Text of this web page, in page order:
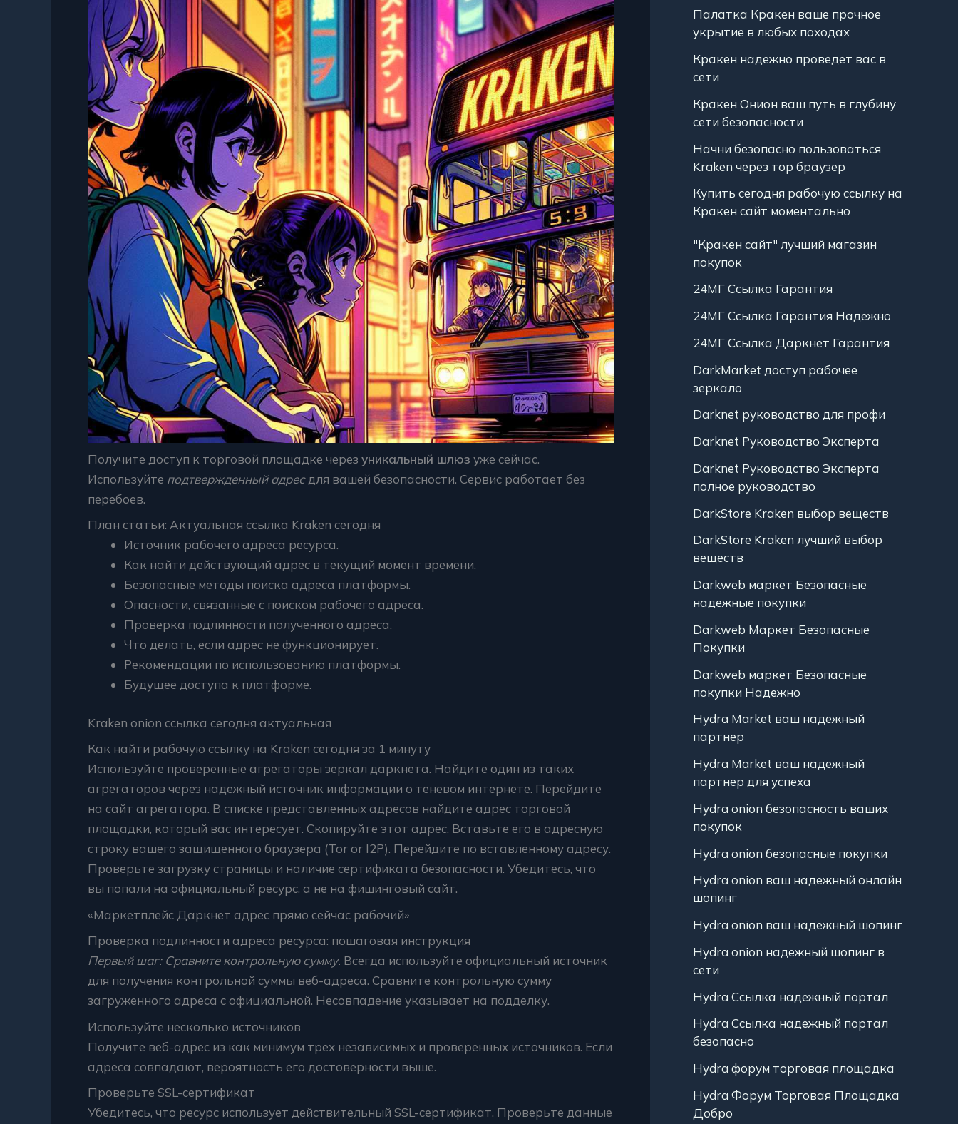
Получите доступ к торговой площадке через уникальный шлюз уже сейчас.
Используйте подтвержденный адресдля вашей безопасности. Сервис работает без
перебоев.
План статьи: Актуальная ссылка Kraken сегодня
Источник рабочего адреса ресурса.
Как найти действующий адрес в текущий момент времени.
Безопасные методы поиска адреса платформы.
Опасности, связанные с поиском рабочего адреса.
Проверка подлинности полученного адреса.
Что делать, если адрес не функционирует.
Рекомендации по использованию платформы.
Будущее доступа к платформе.
Kraken onion ссылка сегодня актуальная
Как найти рабочую ссылку на Kraken сегодня за 1 минуту
Используйте проверенные агрегаторы зеркал даркнета. Найдите один из таких
агрегаторов через надежный источник информации о теневом интернете. Перейдите
на сайт агрегатора. В списке представленных адресов найдите адрес торговой
площадки, который вас интересует. Скопируйте этот адрес. Вставьте его в адресную
строку вашего защищенного браузера (Tor or I2P). Перейдите по вставленному адресу.
Проверьте загрузку страницы и наличие сертификата безопасности. Убедитесь, что
вы попали на официальный ресурс, а не на фишинговый сайт.
«Маркетплейс Даркнет адрес прямо сейчас рабочий»
Проверка подлинности адреса ресурса: пошаговая инструкция
Первый шаг: Сравните контрольную сумму. Всегда используйте официальный источник
для получения контрольной суммы веб-адреса. Сравните контрольную сумму
загруженного адреса с официальной. Несовпадение указывает на подделку.
Используйте несколько источников
Получите веб-адрес из как минимум трех независимых и проверенных источников. Если
адреса совпадают, вероятность его достоверности выше.
Проверьте SSL-сертификат
Убедитесь, что ресурс использует действительный SSL-сертификат. Проверьте данные
Палатка Кракен ваше прочное
укрытие в любых походах
Кракен надежно проведет вас в
сети
Кракен Онион ваш путь в глубину
сети безопасности
Начни безопасно пользоваться
Kraken через тор браузер
Купить сегодня рабочую ссылку на
Кракен сайт моментально
"Кракен сайт" лучший магазин
покупок
24МГ Ссылка Гарантия
24МГ Ссылка Гарантия Надежно
24МГ Ссылка Даркнет Гарантия
DarkMarket доступ рабочее
зеркало
Darknet руководство для профи
Darknet Руководство Эксперта
Darknet Руководство Эксперта
полное руководство
DarkStore Kraken выбор веществ
DarkStore Kraken лучший выбор
веществ
Darkweb маркет Безопасные
надежные покупки
Darkweb Маркет Безопасные
Покупки
Darkweb маркет Безопасные
покупки Надежно
Hydra Market ваш надежный
партнер
Hydra Market ваш надежный
партнер для успеха
Hydra onion безопасность ваших
покупок
Hydra onion безопасные покупки
Hydra onion ваш надежный онлайн
шопинг
Hydra onion ваш надежный шопинг
Hydra onion надежный шопинг в
сети
Hydra Ссылка надежный портал
Hydra Ссылка надежный портал
безопасно
Hydra форум торговая площадка
Hydra Форум Торговая Площадка
Добро